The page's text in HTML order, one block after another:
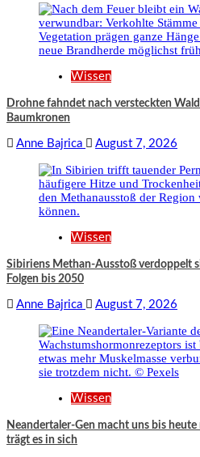
Wissen
Drohne fahndet nach versteckten
Baumkronen
Anne Bajrica August 7, 2026
Wissen
Sibiriens Methan-Ausstoß verdoppelt
Folgen bis 2050
Anne Bajrica August 7, 2026
Wissen
Neandertaler-Gen macht uns bis
trägt es in sich